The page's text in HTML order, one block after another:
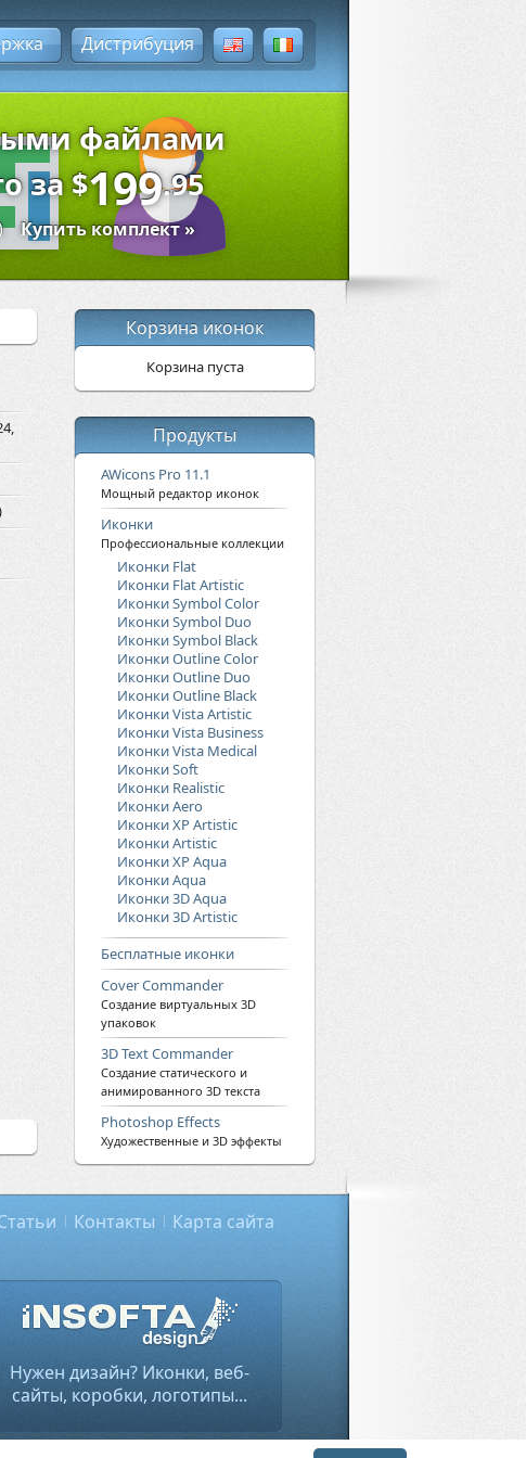
Дистрибуция
файлами
за$199.95
Купить комплект »
Корзина иконок
Корзина пуста
Продукты
AWicons Pro 11.1
Мощный редактор иконок
Иконки
Профессиональные коллекции
Иконки Flat
Иконки Flat Artistic
Иконки Symbol Color
Иконки Symbol Duo
Иконки Symbol Black
Иконки Outline Color
Иконки Outline Duo
Иконки Outline Black
Иконки Vista Artistic
Иконки Vista Business
Иконки Vista Medical
Иконки Soft
Иконки Realistic
Иконки Aero
Иконки XP Artistic
Иконки Artistic
Иконки XP Aqua
Иконки Aqua
Иконки 3D Aqua
Иконки 3D Artistic
Бесплатные иконки
Cover Commander
Создание виртуальных 3D
упаковок
3D Text Commander
Создание статического и
анимированного 3D текста
Photoshop Effects
Художественные и 3D эффекты
Контакты Карта сайта
Нужен дизайн? Иконки, веб-
сайты, коробки, логотипы...